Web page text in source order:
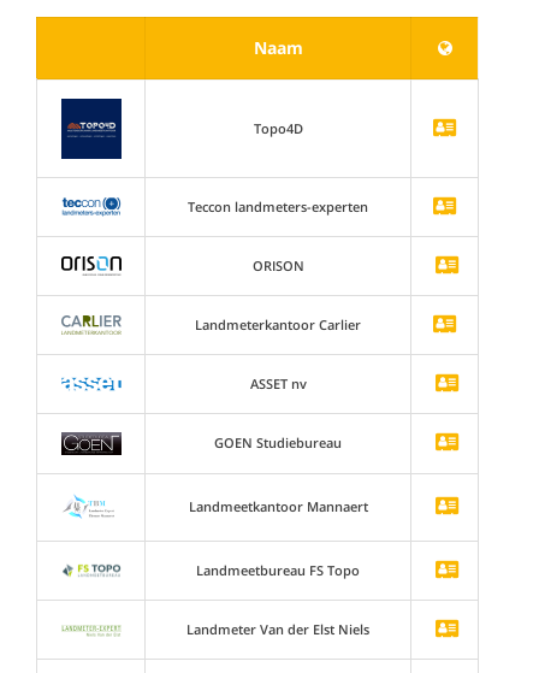
Naam
Topo4D
Teccon landmeters-experten
ORISON
Landmeterkantoor Carlier
ASSET nv
GOEN Studiebureau
Landmeetkantoor Mannaert
Landmeetbureau FS Topo
Landmeter Van der Elst Niels